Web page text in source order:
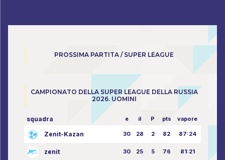
PROSSIMA PARTITA / SUPER LEAGUE
CAMPIONATO DELLA SUPER LEAGUE DELLA RUSSIA
2026. UOMINI
squadra e il P pts vapore
Zenit-Kazan 30 28 2 82 87:24
zenit 30 25 5 76 81:21